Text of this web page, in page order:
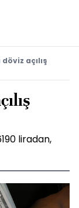
açılış
liradan,